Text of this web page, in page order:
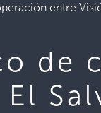
entre
de